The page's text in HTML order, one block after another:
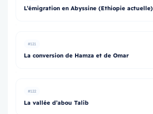
L’émigration en Abyssine (Ethiopie actuelle)
#121
La conversion de Hamza et de Omar
#122
La vallée d’abou Talib